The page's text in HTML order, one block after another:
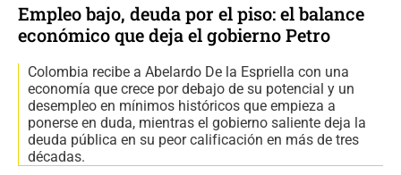
Empleo bajo, deuda por el piso: el balance
económico que deja el gobierno Petro
Colombia recibe a Abelardo De la Espriella con una
economía que crece por debajo de su potencial y un
desempleo en mínimos históricos que empieza a
ponerse en duda, mientras el gobierno saliente deja la
deuda pública en su peor calificación en más de tres
décadas.